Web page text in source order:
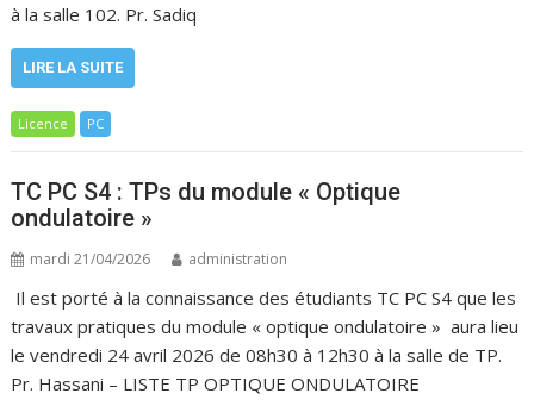
à la salle 102. Pr. Sadiq
LIRE LA SUITE
Licence PC
TC PC S4 : TPs du module « Optique
ondulatoire »
mardi 21/04/2026 administration
Il est porté à la connaissance des étudiants TC PC S4 que les
travaux pratiques du module « optique ondulatoire » aura lieu
le vendredi 24 avril 2026 de 08h30 à 12h30 à la salle de TP.
Pr. Hassani – LISTE TP OPTIQUE ONDULATOIRE